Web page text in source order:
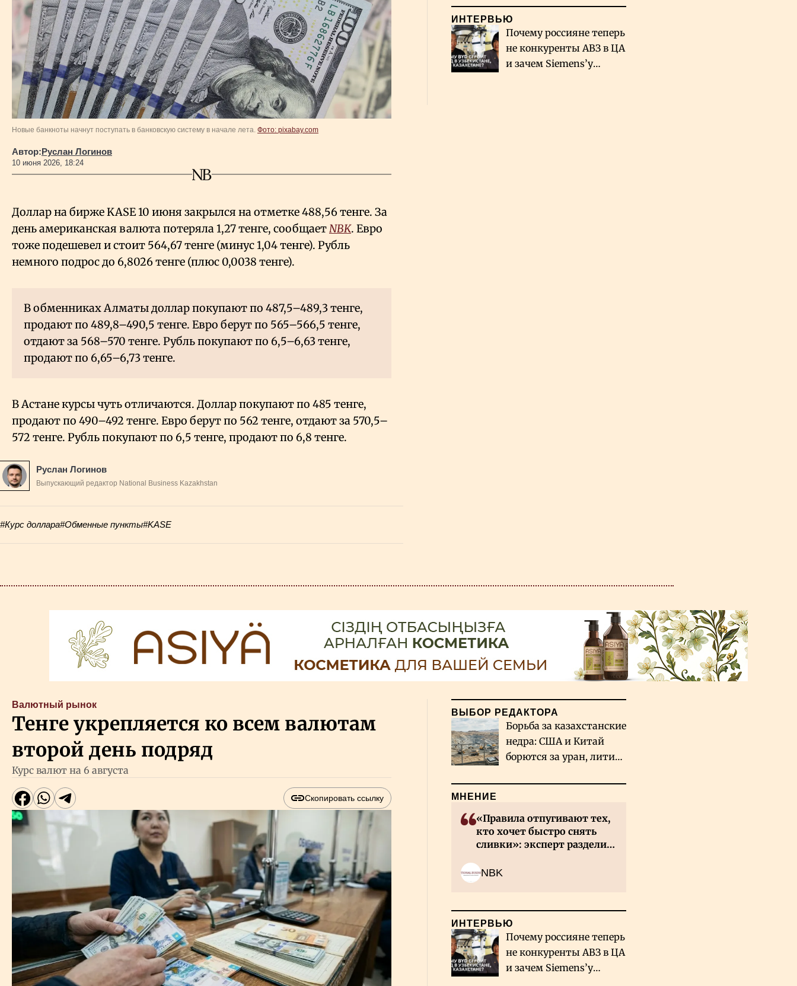
Геополитика
Исследования
Люди
Life & Arts
Все новости
Новые банкноты начнут поступать в банковскую систему в начале лета. Фото: pixabay.com
Автор: Руслан Логинов
10 июня 2026, 18:24
Доллар на бирже KASE 10 июня закрылся на отметке 488,56 тенге. За
день американская валюта потеряла 1,27 тенге, сообщаетNBK. Евро
тоже подешевел и стоит 564,67 тенге (минус 1,04 тенге). Рубль
немного подрос до 6,8026 тенге (плюс 0,0038 тенге).
В обменниках Алматы доллар покупают по 487,5–489,3 тенге,
продают по 489,8–490,5 тенге. Евро берут по 565–566,5 тенге,
отдают за 568–570 тенге. Рубль покупают по 6,5–6,63 тенге,
продают по 6,65–6,73 тенге.
В Астане курсы чуть отличаются. Доллар покупают по 485 тенге,
продают по 490–492 тенге. Евро берут по 562 тенге, отдают за 570,5–
572 тенге. Рубль покупают по 6,5 тенге, продают по 6,8 тенге.
Руслан Логинов
Выпускающий редактор National Business Kazakhstan
#Курс доллара#Обменные пункты#KASE
ИНТЕРВЬЮ
Почему россияне теперь
не конкуренты АВЗ в ЦА
и зачем Siemens’у
Валютный рынок
Тенге укрепляется ко всем валютам
второй день подряд
Курс валют на 6 августа
Скопировать ссылку
ВЫБОР РЕДАКТОРА
Борьба за казахстанские
недра: США и Китай
борются за уран, литий
МНЕНИЕ
«Правила отпугивают тех,
кто хочет быстро снять
сливки»: эксперт разделил
NBK
ИНТЕРВЬЮ
Почему россияне теперь
не конкуренты АВЗ в ЦА
и зачем Siemens’у